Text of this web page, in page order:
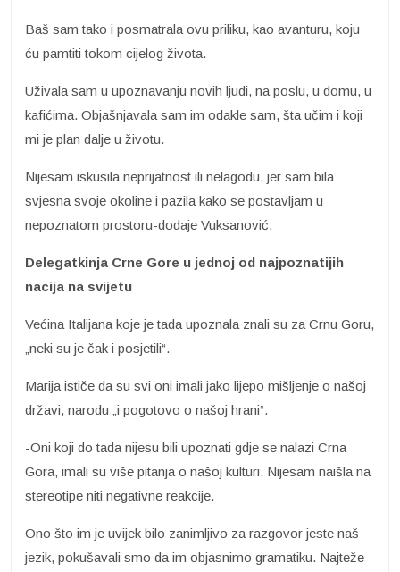
Baš sam tako i posmatrala ovu priliku, kao avanturu, koju
ću pamtiti tokom cijelog života.
Uživala sam u upoznavanju novih ljudi, na poslu, u domu, u
kafićima. Objašnjavala sam im odakle sam, šta učim i koji
mi je plan dalje u životu.
Nijesam iskusila neprijatnost ili nelagodu, jer sam bila
svjesna svoje okoline i pazila kako se postavljam u
nepoznatom prostoru-dodaje Vuksanović.
Delegatkinja Crne Gore u jednoj od najpoznatijih
nacija na svijetu
Većina Italijana koje je tada upoznala znali su za Crnu Goru,
„neki su je čak i posjetili“.
Marija ističe da su svi oni imali jako lijepo mišljenje o našoj
državi, narodu „i pogotovo o našoj hrani“.
-Oni koji do tada nijesu bili upoznati gdje se nalazi Crna
Gora, imali su više pitanja o našoj kulturi. Nijesam naišla na
stereotipe niti negativne reakcije.
Ono što im je uvijek bilo zanimljivo za razgovor jeste naš
jezik, pokušavali smo da im objasnimo gramatiku. Najteže